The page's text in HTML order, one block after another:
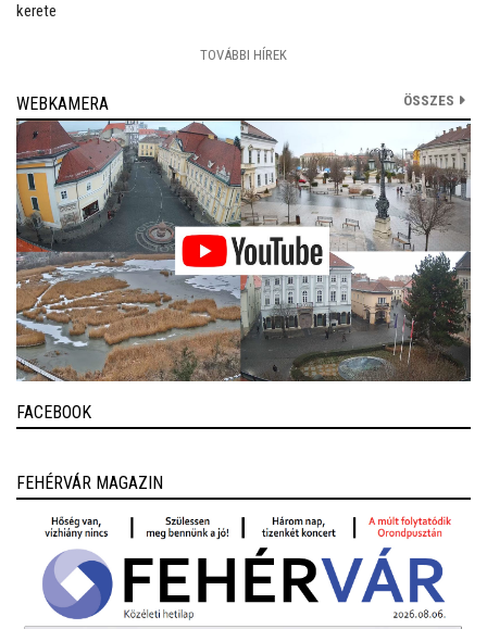
kerete
TOVÁBBI HÍREK
WEBKAMERA ÖSSZES
FACEBOOK
FEHÉRVÁR MAGAZIN